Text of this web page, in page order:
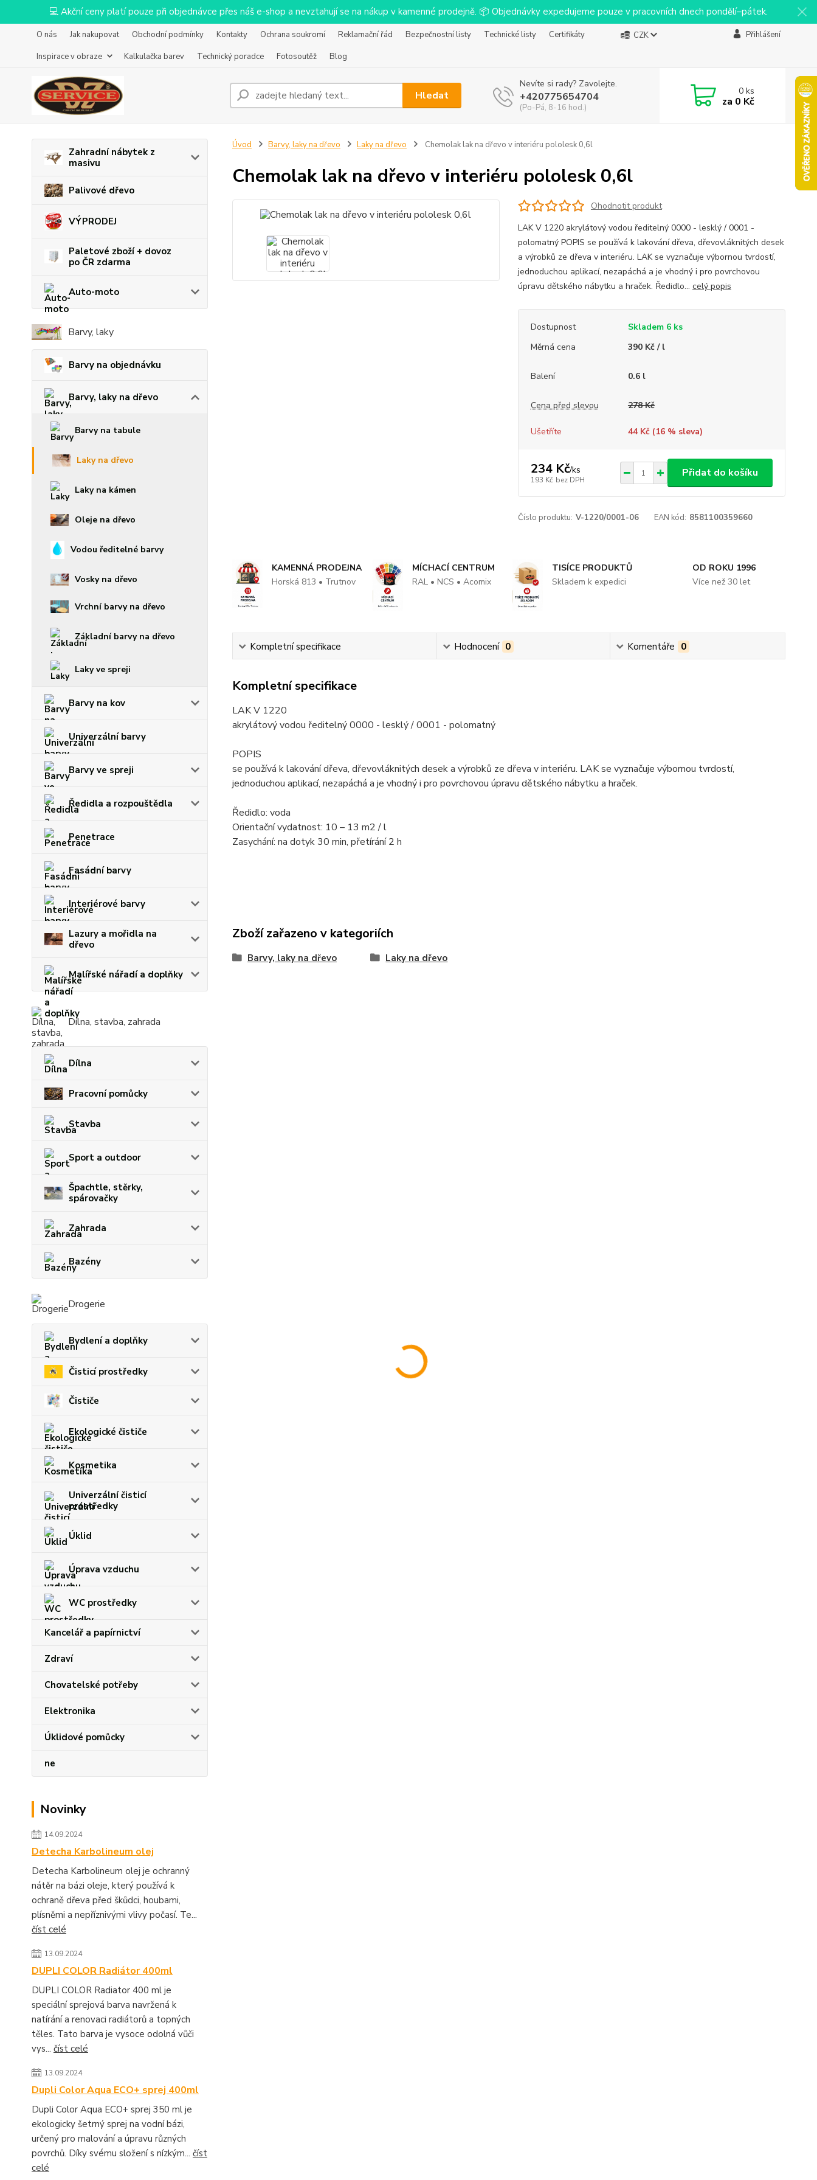
💻 Akční ceny platí pouze při objednávce přes náš e-shop a nevztahují se na nákup v kamenné prodejně. 📦 Objednávky expedujeme pouze v pracovních dnech pondělí–pátek.
O nás Jak nakupovat Obchodní podmínky Kontakty Ochrana soukromí Reklamační řád Bezpečnostní listy Technické listy
Certifikáty
Inspirace v obraze
Kalkulačka barev Technický poradce Fotosoutěž Blog
CZK Přihlášení
Hledat
Nevíte si rady? Zavolejte.
+420775654704
(Po-Pá, 8-16 hod.)
0ks
za 0 Kč
Zahradní nábytek z
masivu
Palivové dřevo
VÝPRODEJ
Paletové zboží + dovoz
po ČR zdarma
Auto-moto
Barvy, laky
Barvy na objednávku
Barvy, laky na dřevo
Barvy na tabule
Laky na dřevo
Laky na kámen
Oleje na dřevo
Vodou ředitelné barvy
Vosky na dřevo
Vrchní barvy na dřevo
Základní barvy na dřevo
Laky ve spreji
Barvy na kov
Univerzální barvy
Barvy ve spreji
Ředidla a rozpouštědla
Penetrace
Fasádní barvy
Interiérové barvy
Lazury a mořidla na
dřevo
Malířské nářadí a doplňky
Dílna, stavba, zahrada
Dílna
Pracovní pomůcky
Stavba
Sport a outdoor
Špachtle, stěrky,
spárovačky
Zahrada
Bazény
Drogerie
Bydlení a doplňky
Čisticí prostředky
Čističe
Ekologické čističe
Kosmetika
Univerzální čisticí
prostředky
Úklid
Úprava vzduchu
WC prostředky
Kancelář a papírnictví
Zdraví
Chovatelské potřeby
Elektronika
Úklidové pomůcky
ne
Novinky
14.09.2024
Detecha Karbolineum olej
Detecha Karbolineum olej je ochranný
nátěr na bázi oleje, který používá k
ochraně dřeva před škůdci, houbami,
plísněmi a nepříznivými vlivy počasí. Te...
číst celé
13.09.2024
DUPLI COLOR Radiátor 400ml
DUPLI COLOR Radiator 400 ml je
speciální sprejová barva navržená k
natírání a renovaci radiátorů a topných
těles. Tato barva je vysoce odolná vůči
vys... číst celé
13.09.2024
Dupli Color Aqua ECO+ sprej 400ml
Dupli Color Aqua ECO+ sprej 350 ml je
ekologicky šetrný sprej na vodní bázi,
určený pro malování a úpravu různých
povrchů. Díky svému složení s nízkým... číst
celé
Úvod Barvy, laky na dřevo Laky na dřevo Chemolak lak na dřevo v interiéru pololesk 0,6l
Chemolak lak na dřevo v interiéru pololesk 0,6l
Ohodnotit produkt
LAK V 1220 akrylátový vodou ředitelný 0000 - lesklý / 0001 -
polomatný POPIS se používá k lakování dřeva, dřevovláknitých desek
a výrobků ze dřeva v interiéru. LAK se vyznačuje výbornou tvrdostí,
jednoduchou aplikací, nezapáchá a je vhodný i pro povrchovou
úpravu dětského nábytku a hraček. Ředidlo... celý popis
Dostupnost
Skladem 6 ks
Měrná cena
390 Kč / l
Balení 0.6 l
Cena před slevou 278 Kč
Ušetříte 44 Kč (16% sleva)
234 Kč/ks
193 Kč bez DPH
Přidat do košíku
Číslo produktu: V-1220/0001-06 EAN kód: 8581100359660
KAMENNÁ PRODEJNA
Horská 813 • Trutnov
MÍCHACÍ CENTRUM
RAL • NCS • Acomix
TISÍCE PRODUKTŮ
Skladem k expedici
OD ROKU 1996
Více než 30 let
Kompletní specifikace Hodnocení 0 Komentáře 0
Kompletní specifikace
LAK V 1220
akrylátový vodou ředitelný 0000 - lesklý / 0001 - polomatný
POPIS
se používá k lakování dřeva, dřevovláknitých desek a výrobků ze dřeva v interiéru. LAK se vyznačuje výbornou tvrdostí,
jednoduchou aplikací, nezapáchá a je vhodný i pro povrchovou úpravu dětského nábytku a hraček.
Ředidlo: voda
Orientační vydatnost: 10 – 13 m2 / l
Zasychání: na dotyk 30 min, přetírání 2 h
Zboží zařazeno v kategoriích
Barvy, laky na dřevo Laky na dřevo